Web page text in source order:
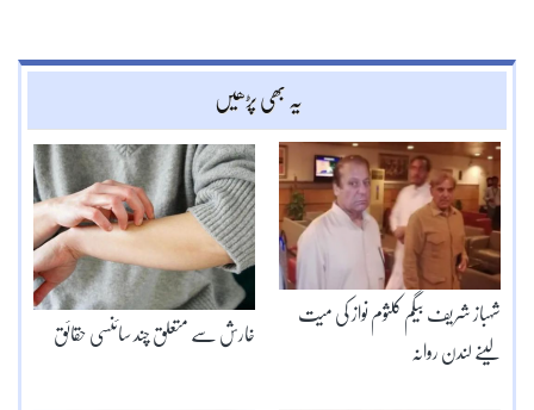
یہ بھی پڑھیں
خارش سے متعلق چند سائنسی حقائق
شہباز شریف بیگم کلثوم نواز کی میت
لینے لندن روانہ